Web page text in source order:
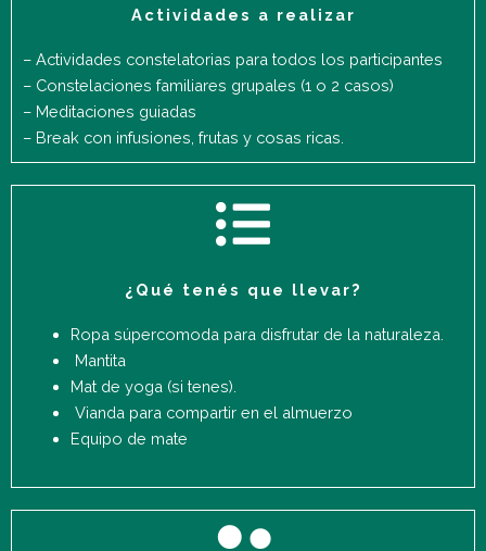
Actividades a realizar
– Actividades constelatorias para todos los participantes
– Constelaciones familiares grupales (1 o 2 casos)
– Meditaciones guiadas
– Break con infusiones, frutas y cosas ricas.
¿Qué tenés que llevar?
Ropa súpercomoda para disfrutar de la naturaleza.
Mantita
Mat de yoga (si tenes).
Vianda para compartir en el almuerzo
Equipo de mate